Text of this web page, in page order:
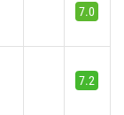
7.0
7.2